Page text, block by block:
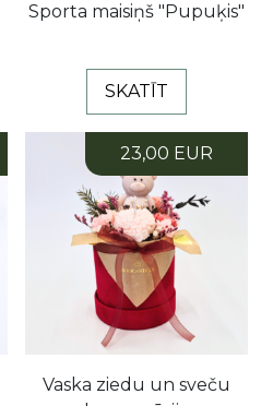
Sporta maisiņš "Pupuķis"
SKATĪT
23,00 EUR
Vaska ziedu un sveču